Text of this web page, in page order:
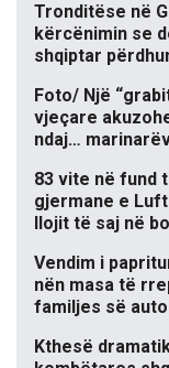
Tronditëse në
kërcënimin se
shqiptar
Foto/ Një
vjeçare
ndaj…
83 vite në fund
gjermane e
llojit të saj në
Vendim i
nën masa të
familjes së
Kthesë